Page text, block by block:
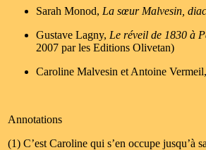
Sarah Monod, La sœur Malvesin,
Gustave Lagny, Le réveil de 1830 à
2007 par les Editions Olivetan)
Caroline Malvesin et Antoine Vermeil,
Annotations
(1) C’est Caroline qui s’en occupe jusqu’à